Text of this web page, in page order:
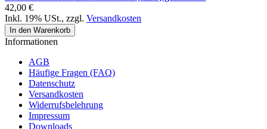
42,00 €
Inkl. 19% USt., zzgl. Versandkosten
In den Warenkorb
Informationen
AGB
Häufige Fragen (FAQ)
Datenschutz
Versandkosten
Widerrufsbelehrung
Impressum
Downloads